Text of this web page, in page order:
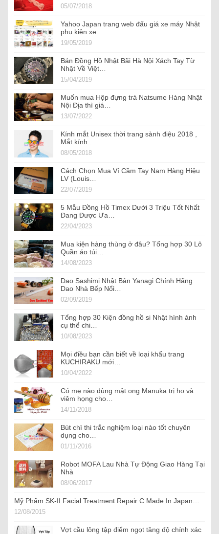
05/07/2018
Yahoo Japan trang web đấu giá xe máy Nhật
phụ kiện xe…
19/05/2019
Bán Đồng Hồ Nhật Bãi Hà Nội Xách Tay Từ
Nhật Về Việt…
15/04/2019
Muốn mua Hộp đựng trà Natsume Hàng Nhật
Nội Địa thì giá…
13/07/2022
Kính mắt Unisex thời trang sành điệu 2018 ,
Mắt kính…
08/05/2018
Cách Chọn Mua Ví Cầm Tay Nam Hàng Hiệu
LV (Louis…
22/07/2019
5 Mẫu Đồng Hồ Timex Dưới 3 Triệu Tốt Nhất
Đang Được Ưa…
22/04/2023
Mua kiện hàng thùng ở đâu? Tổng hợp 30 Lô
Quần áo túi…
14/08/2023
Dao Sashimi Nhật Bản Yanagi Chính Hãng
Dao Nhà Bếp Nổi…
02/09/2019
Tổng hợp 30 Kiện đồng hồ si Nhật hình ảnh
cụ thể chi…
10/08/2023
Mọi điều bạn cần biết về loại khẩu trang
KUCHIRAKU mới…
10/04/2022
Có mẹ nào dùng mật ong Manuka trị ho và
viêm họng cho…
14/11/2018
Bút chì thi trắc nghiệm loại nào tốt chuyên
dụng cho…
01/11/2016
Robot MOFA Lau Nhà Tự Động Giao Hàng Tại
Nhà
08/06/2017
Mỹ Phẩm SK-II Facial Treatment Repair C Made In Japan…
12/08/2015
Vợt cầu lông tập điểm ngọt tăng độ chính xác